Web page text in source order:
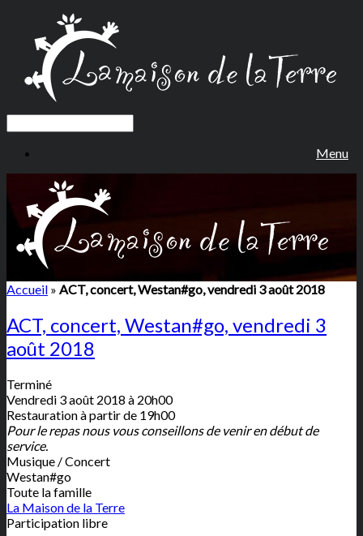
Menu
Accueil » ACT, concert, Westan#go, vendredi 3 août 2018
ACT, concert, Westan#go, vendredi 3
août 2018
Terminé
Vendredi 3 août 2018 à 20h00
Restauration à partir de 19h00
Pour le repas nous vous conseillons de venir en début de
service.
Musique / Concert
Westan#go
Toute la famille
La Maison de la Terre
Participation libre